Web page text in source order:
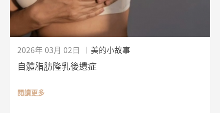
2026年 03月 02日 美的小故事
自體脂肪隆乳後遺症
閱讀更多